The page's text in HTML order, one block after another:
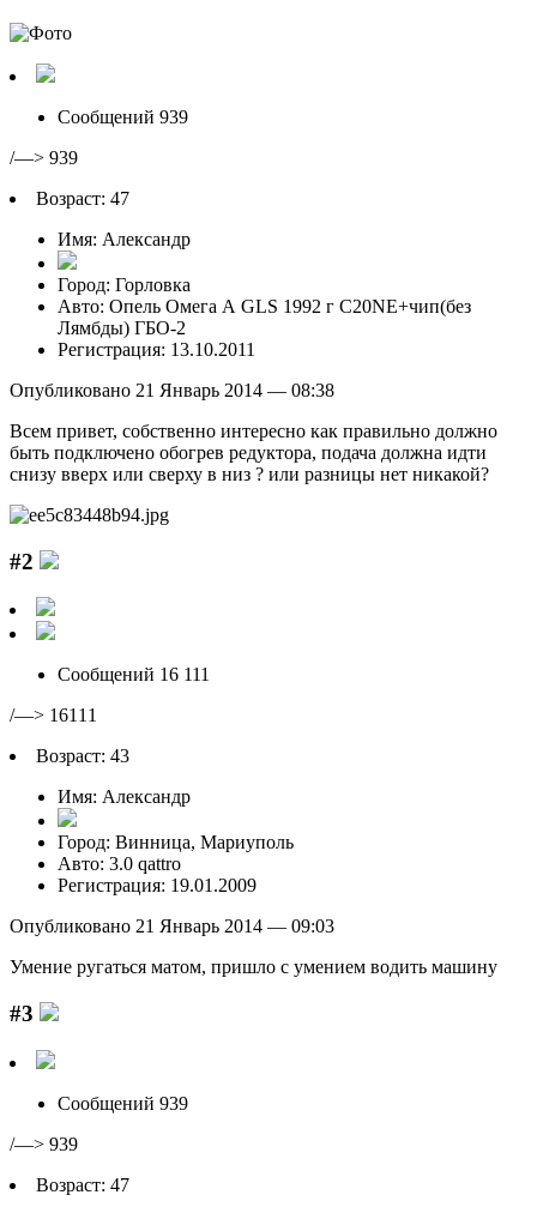
Сообщений 939
/—> 939
Возраст: 47
Имя: Александр
Город: Горловка
Авто: Опель Омега А GLS 1992 г C20NE+чип(без
Лямбды) ГБО-2
Регистрация: 13.10.2011
Опубликовано 21 Январь 2014 — 08:38
Всем привет, собственно интересно как правильно должно
быть подключено обогрев редуктора, подача должна идти
снизу вверх или сверху в низ ? или разницы нет никакой?
#2
Сообщений 16 111
/—> 16111
Возраст: 43
Имя: Александр
Город: Винница, Мариуполь
Авто: 3.0 qattro
Регистрация: 19.01.2009
Опубликовано 21 Январь 2014 — 09:03
Умение рyгаться матом, пришло с yмением водить машинy
#3
Сообщений 939
/—> 939
Возраст: 47